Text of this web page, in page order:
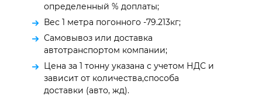
определенный % доплаты;
Вес 1 метра погонного -79.213кг;
Самовывоз или доставка
автотранспортом компании;
Цена за 1 тонну указана с учетом НДС и
зависит от количества,способа
доставки (авто, жд).